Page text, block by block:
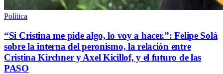
Política
“Si Cristina me pide algo, lo voy a hacer.”: Felipe Solá
sobre la interna del peronismo, la relación entre
Cristina Kirchner y Axel Kicillof, y el futuro de las
PASO